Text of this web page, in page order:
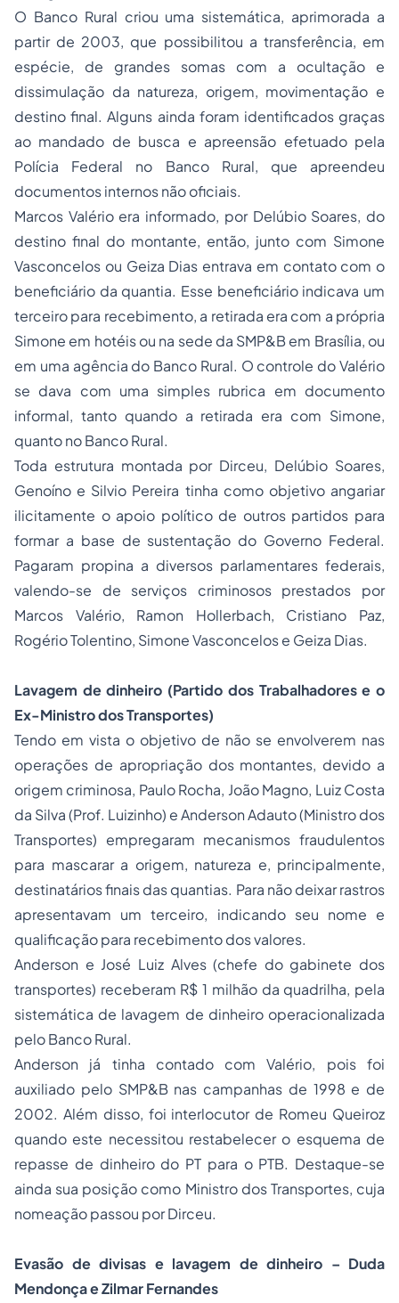
O Banco Rural criou uma sistemática, aprimorada a
partir de 2003, que possibilitou a transferência, em
espécie, de grandes somas com a ocultação e
dissimulação da natureza, origem, movimentação e
destino final. Alguns ainda foram identificados graças
ao mandado de busca e apreensão efetuado pela
Polícia Federal no Banco Rural, que apreendeu
documentos internos não oficiais.
Marcos Valério era informado, por Delúbio Soares, do
destino final do montante, então, junto com Simone
Vasconcelos ou Geiza Dias entrava em contato com o
beneficiário da quantia. Esse beneficiário indicava um
terceiro para recebimento, a retirada era com a própria
Simone em hotéis ou na sede da SMP&B em Brasília, ou
em uma agência do Banco Rural. O controle do Valério
se dava com uma simples rubrica em documento
informal, tanto quando a retirada era com Simone,
quanto no Banco Rural.
Toda estrutura montada por Dirceu, Delúbio Soares,
Genoíno e Silvio Pereira tinha como objetivo angariar
ilicitamente o apoio político de outros partidos para
formar a base de sustentação do Governo Federal.
Pagaram propina a diversos parlamentares federais,
valendo-se de serviços criminosos prestados por
Marcos Valério, Ramon Hollerbach, Cristiano Paz,
Rogério Tolentino, Simone Vasconcelos e Geiza Dias.
Lavagem de dinheiro (Partido dos Trabalhadores e o
Ex-Ministro dos Transportes)
Tendo em vista o objetivo de não se envolverem nas
operações de apropriação dos montantes, devido a
origem criminosa, Paulo Rocha, João Magno, Luiz Costa
da Silva (Prof. Luizinho) e Anderson Adauto (Ministro dos
Transportes) empregaram mecanismos fraudulentos
para mascarar a origem, natureza e, principalmente,
destinatários finais das quantias. Para não deixar rastros
apresentavam um terceiro, indicando seu nome e
qualificação para recebimento dos valores.
Anderson e José Luiz Alves (chefe do gabinete dos
transportes) receberam R$ 1 milhão da quadrilha, pela
sistemática de lavagem de dinheiro operacionalizada
pelo Banco Rural.
Anderson já tinha contado com Valério, pois foi
auxiliado pelo SMP&B nas campanhas de 1998 e de
2002. Além disso, foi interlocutor de Romeu Queiroz
quando este necessitou restabelecer o esquema de
repasse de dinheiro do PT para o PTB. Destaque-se
ainda sua posição como Ministro dos Transportes, cuja
nomeação passou por Dirceu.
Evasão de divisas e lavagem de dinheiro – Duda
Mendonça e Zilmar Fernandes